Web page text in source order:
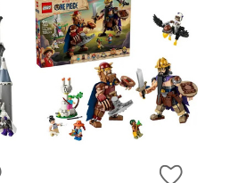
ZUR WUNSCHLISTE HINZUFÜGEN
ZUR